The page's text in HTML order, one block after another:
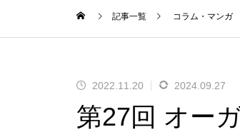
記事一覧 コラム・マンガ
2022.11.20 2024.09.27
第27回 オー